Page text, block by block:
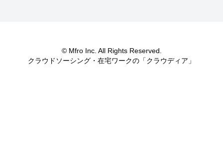
© Mfro Inc. All Rights Reserved.
クラウドソーシング・在宅ワークの「クラウディア」